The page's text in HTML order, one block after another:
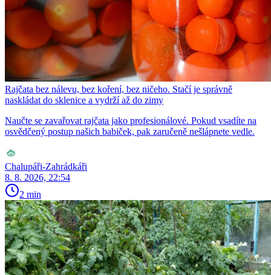
Rajčata bez nálevu, bez koření, bez ničeho. Stačí je správně
naskládat do sklenice a vydrží až do zimy
Naučte se zavařovat rajčata jako profesionálové. Pokud vsadíte na
osvědčený postup našich babiček, pak zaručeně nešlápnete vedle.
Chalupáři-Zahrádkáři
8. 8. 2026, 22:54
2 min